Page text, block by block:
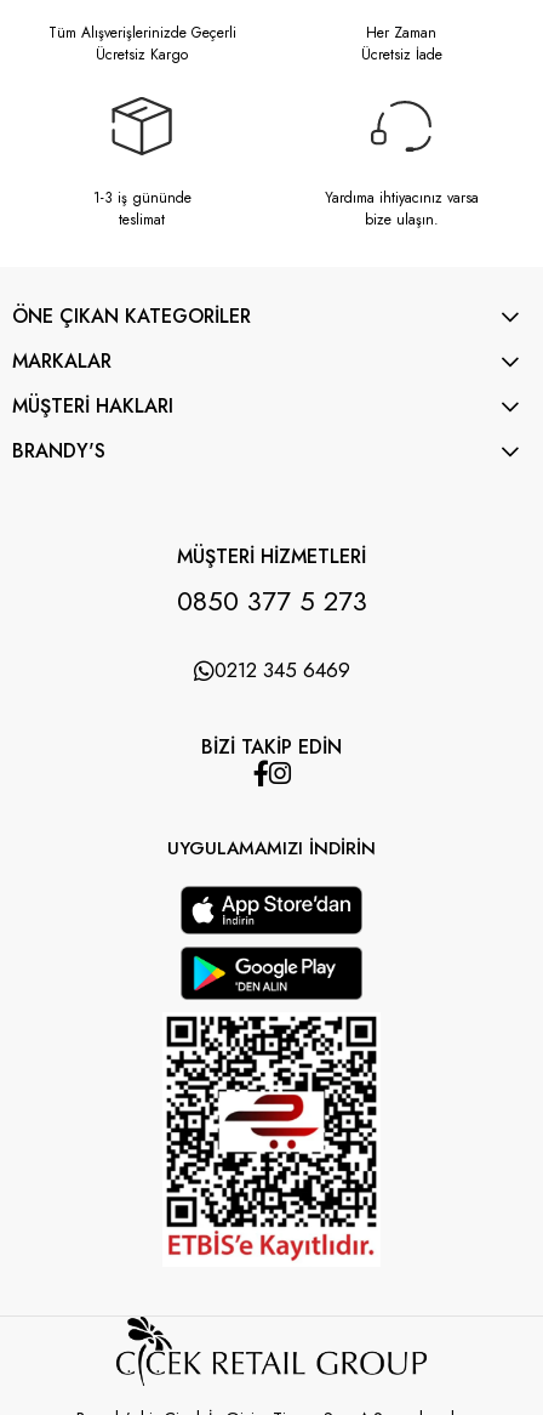
Tüm Alışverişlerinizde Geçerli
Ücretsiz Kargo
Her Zaman
Ücretsiz İade
1-3 iş gününde
teslimat
Yardıma ihtiyacınız varsa
bize ulaşın.
ÖNE ÇIKAN KATEGORİLER
MARKALAR
MÜŞTERİ HAKLARI
BRANDY'S
MÜŞTERİ HİZMETLERİ
0850 377 5 273
0212 345 6469
BİZİ TAKİP EDİN
UYGULAMAMIZI İNDİRİN